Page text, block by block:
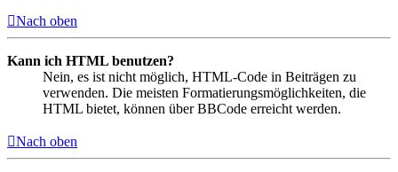
Nach oben
Kann ich HTML benutzen?
Nein, es ist nicht möglich, HTML-Code in Beiträgen zu
verwenden. Die meisten Formatierungsmöglichkeiten, die
HTML bietet, können über BBCode erreicht werden.
Nach oben